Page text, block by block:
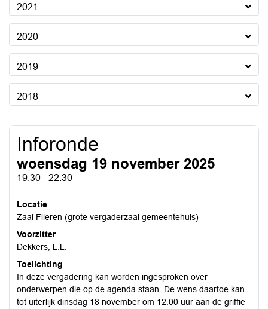
2021
2020
2019
2018
Inforonde
woensdag 19 november 2025
19:30 - 22:30
Locatie
Zaal Flieren (grote vergaderzaal gemeentehuis)
Voorzitter
Dekkers, L.L.
Toelichting
In deze vergadering kan worden ingesproken over
onderwerpen die op de agenda staan. De wens daartoe kan
tot uiterlijk dinsdag 18 november om 12.00 uur aan de griffie